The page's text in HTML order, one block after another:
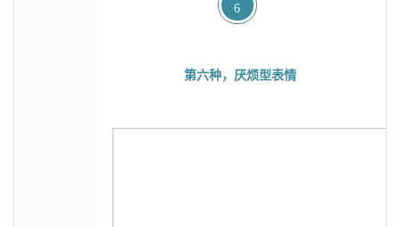
6
第六种，厌烦型表情